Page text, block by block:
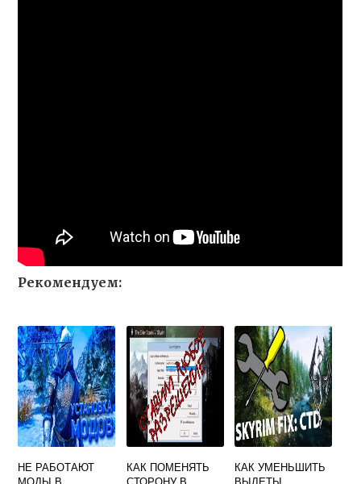
Рекомендуем:
НЕ РАБОТАЮТ
КАК ПОМЕНЯТЬ
КАК УМЕНЬШИТЬ